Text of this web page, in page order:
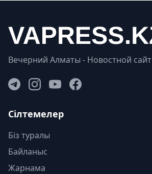
Вечерний Алматы - Новостной сайт
Сілтемелер
Біз туралы
Байланыс
Жарнама